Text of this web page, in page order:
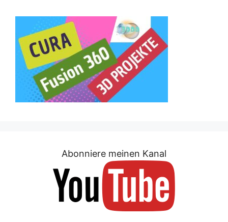
Abonniere meinen Kanal